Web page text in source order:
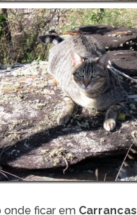
onde ficar em Carrancas